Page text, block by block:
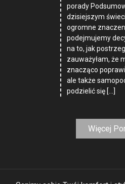
porady
dzisiejszym
ogromne
podejmujemy
na to, jak
zauważyłam, że
znacząco
ale także
podzielić się […]
Więcej